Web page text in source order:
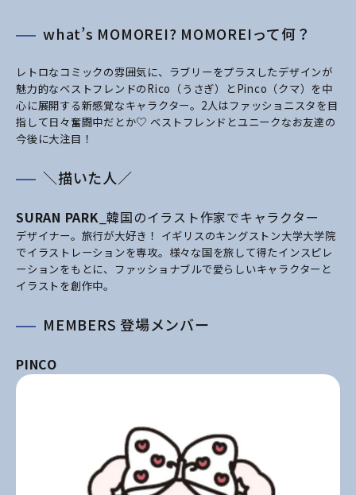
what’s MOMOREI? MOMOREIって何？
レトロなコミックの雰囲気に、ラブリーをプラスしたデザインが
魅力的なベストフレンドのRico（うさぎ）とPinco（クマ）を中
心に展開する新感覚なキャラクター。2人はファッショニスタを目
指して日々奮闘中だとか♡ ベストフレンドとユニークなお友達の
今後に大注目！
＼描いた人／
SURAN PARK _韓国のイラスト作家でキャラクター
デザイナー。旅行が大好き！ イギリスのキングストン大学大学院
でイラストレーションを専攻。様々な国を旅して得たインスピレ
ーションをもとに、ファッショナブルで愛らしいキャラクターと
イラストを創作中。
MEMBERS 登場メンバー
PINCO